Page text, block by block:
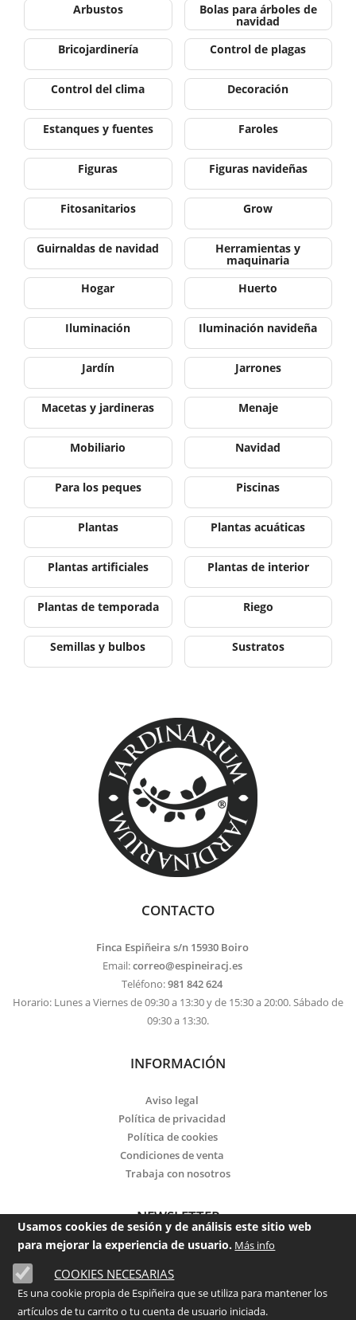
Arbustos Bolas para árboles de
navidad
Bricojardinería
Control de plagas
Control del clima Decoración
Estanques y fuentes Faroles
Figuras Figuras navideñas
Fitosanitarios Grow
Guirnaldas de navidad Herramientas y
maquinaria
Hogar
Huerto
Iluminación Iluminación navideña
Jardín Jarrones
Macetas y jardineras Menaje
Mobiliario Navidad
Para los peques Piscinas
Plantas Plantas acuáticas
Plantas artificiales Plantas de interior
Plantas de temporada Riego
Semillas y bulbos Sustratos
CONTACTO
Finca Espiñeira s/n 15930 Boiro
Email:correo@espineiracj.es
Teléfono:981 842 624
Horario: Lunes a Viernes de 09:30 a 13:30 y de 15:30 a 20:00. Sábado de
09:30 a 13:30.
INFORMACIÓN
Aviso legal
Política de privacidad
Política de cookies
Condiciones de venta
Trabaja con nosotros
NEWSLETTER
Email
He leído y acepto lapolítica de privacidad
Usamos cookies de sesión y de análisis este sitio web
para mejorar la experiencia de usuario. Más info
COOKIES NECESARIAS
Es una cookie propia de Espiñeira que se utiliza para mantener los
artículos de tu carrito o tu cuenta de usuario iniciada.